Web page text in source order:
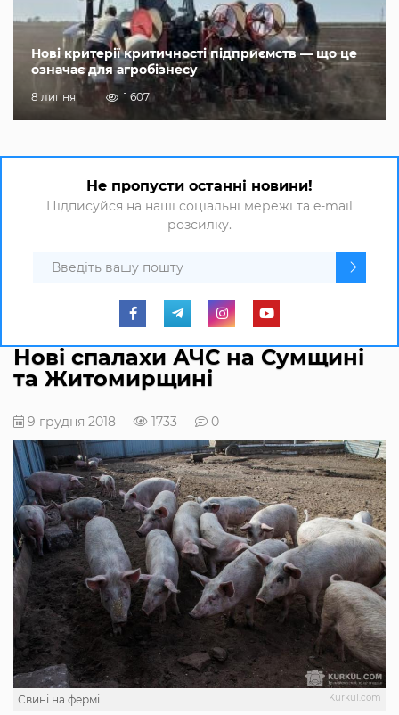
Нові критерії критичності підприємств — що це
означає для агробізнесу
8 липня 1 607
Не пропусти останні новини!
Підписуйся на наші соціальні мережі та e-mail
розсилку.
Нові спалахи АЧС на Сумщині
та Житомирщині
9 грудня 2018 1733 0
Kurkul.com
Свині на фермі